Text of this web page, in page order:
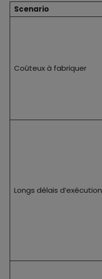
Scenario
Coûteux à fabriquer
Longs délais d’exécution